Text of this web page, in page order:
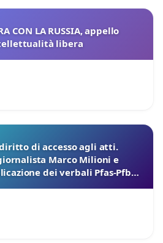
CON LA RUSSIA, appello
libera
di accesso agli atti.
Marco Milioni e
dei verbali Pfas-Pfba